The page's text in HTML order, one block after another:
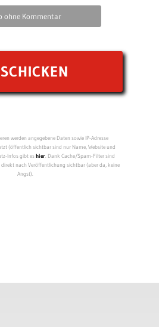
ohne Kommentar
werden angegebene Daten sowie IP-Adresse
(öffentlich sichtbar sind nur Name, Website und
Infos gibt eshier. Dank Cache/Spam-Filter sind
nach Veröffentlichung sichtbar (aber da, keine
Angst).